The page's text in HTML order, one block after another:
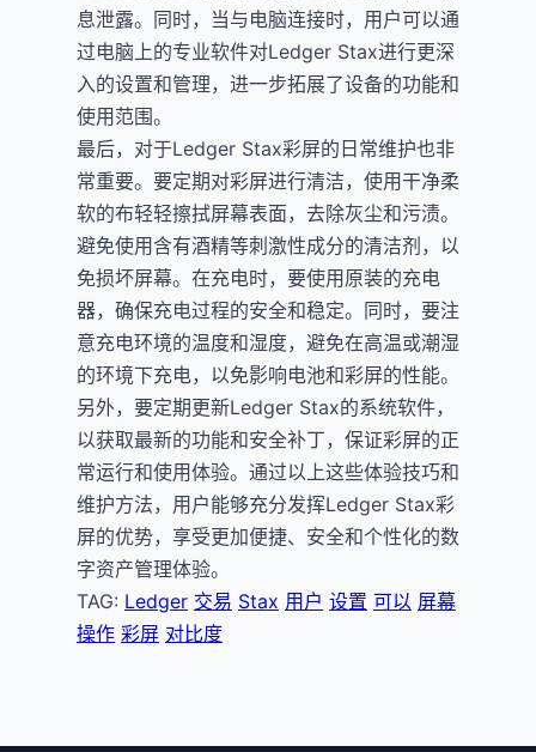
息泄露。同时，当与电脑连接时，用户可以通
过电脑上的专业软件对Ledger Stax进行更深
入的设置和管理，进一步拓展了设备的功能和
使用范围。
最后，对于Ledger Stax彩屏的日常维护也非
常重要。要定期对彩屏进行清洁，使用干净柔
软的布轻轻擦拭屏幕表面，去除灰尘和污渍。
避免使用含有酒精等刺激性成分的清洁剂，以
免损坏屏幕。在充电时，要使用原装的充电
器，确保充电过程的安全和稳定。同时，要注
意充电环境的温度和湿度，避免在高温或潮湿
的环境下充电，以免影响电池和彩屏的性能。
另外，要定期更新Ledger Stax的系统软件，
以获取最新的功能和安全补丁，保证彩屏的正
常运行和使用体验。通过以上这些体验技巧和
维护方法，用户能够充分发挥Ledger Stax彩
屏的优势，享受更加便捷、安全和个性化的数
字资产管理体验。
TAG: Ledger 交易 Stax 用户 设置 可以 屏幕
操作 彩屏 对比度